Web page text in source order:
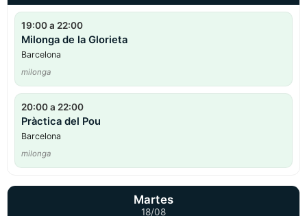
19:00 a 22:00
Milonga de la Glorieta
Barcelona
milonga
20:00 a 22:00
Pràctica del Pou
Barcelona
milonga
Martes
18/08